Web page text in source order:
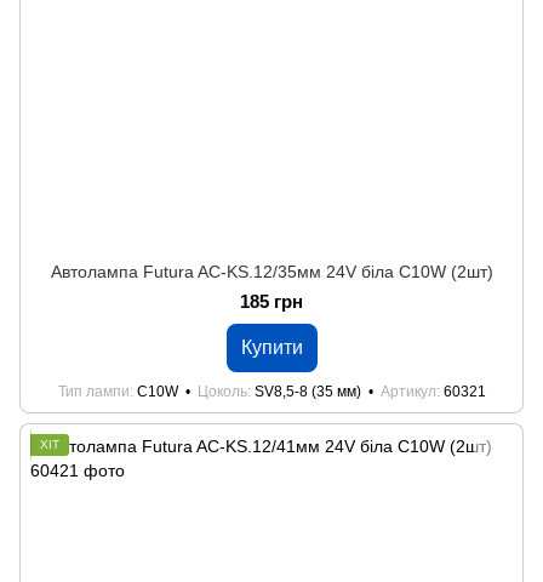
Автолампа Futura AC-KS.12/35мм 24V біла C10W (2шт)
185 грн
Купити
Тип лампи C10W Цоколь SV8,5-8 (35 мм) Артикул 60321
ХІТ